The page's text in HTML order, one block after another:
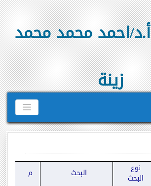
أ.د/احمد محمد محمد
زينة
نوع
البحث البحث م